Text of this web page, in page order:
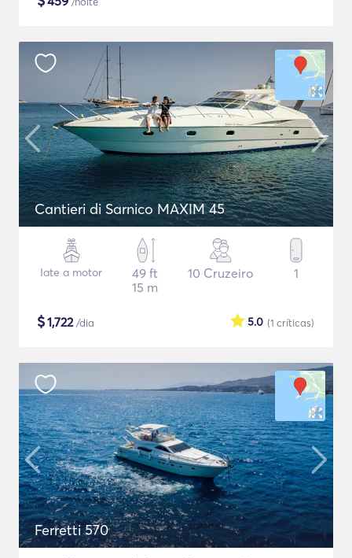
Cantieri di Sarnico MAXIM 45
Iate a motor
49 ft
15 m
10 Cruzeiro 1
$1,722/dia (1 críticas)
5.0
Ferretti 570